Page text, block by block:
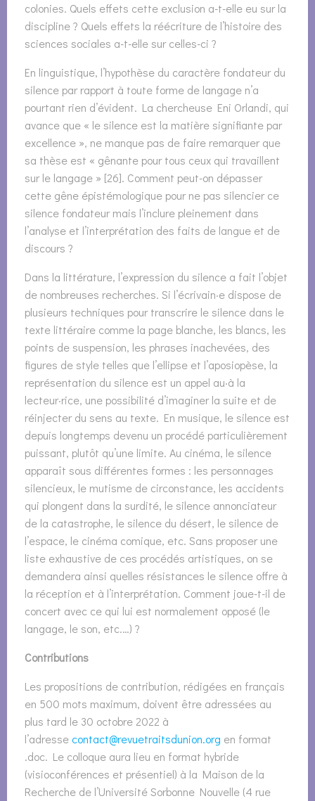
colonies. Quels effets cette exclusion a-t-elle eu sur la
discipline ? Quels effets la réécriture de l’histoire des
sciences sociales a-t-elle sur celles-ci ?
En linguistique, l’hypothèse du caractère fondateur du
silence par rapport à toute forme de langage n’a
pourtant rien d’évident. La chercheuse Eni Orlandi, qui
avance que « le silence est la matière signifiante par
excellence », ne manque pas de faire remarquer que
sa thèse est « gênante pour tous ceux qui travaillent
sur le langage » [26]. Comment peut-on dépasser
cette gêne épistémologique pour ne pas silencier ce
silence fondateur mais l’inclure pleinement dans
l’analyse et l’interprétation des faits de langue et de
discours ?
Dans la littérature, l’expression du silence a fait l’objet
de nombreuses recherches. Si l’écrivain·e dispose de
plusieurs techniques pour transcrire le silence dans le
texte littéraire comme la page blanche, les blancs, les
points de suspension, les phrases inachevées, des
figures de style telles que l’ellipse et l’aposiopèse, la
représentation du silence est un appel au·à la
lecteur·rice, une possibilité d’imaginer la suite et de
réinjecter du sens au texte. En musique, le silence est
depuis longtemps devenu un procédé particulièrement
puissant, plutôt qu’une limite. Au cinéma, le silence
apparaît sous différentes formes : les personnages
silencieux, le mutisme de circonstance, les accidents
qui plongent dans la surdité, le silence annonciateur
de la catastrophe, le silence du désert, le silence de
l’espace, le cinéma comique, etc. Sans proposer une
liste exhaustive de ces procédés artistiques, on se
demandera ainsi quelles résistances le silence offre à
la réception et à l’interprétation. Comment joue-t-il de
concert avec ce qui lui est normalement opposé (le
langage, le son, etc.…) ?
Contributions
Les propositions de contribution, rédigées en français
en 500 mots maximum, doivent être adressées au
plus tard le 30 octobre 2022 à
l’adresse contact@revuetraitsdunion.org en format
.doc. Le colloque aura lieu en format hybride
(visioconférences et présentiel) à la Maison de la
Recherche de l’Université Sorbonne Nouvelle (4 rue